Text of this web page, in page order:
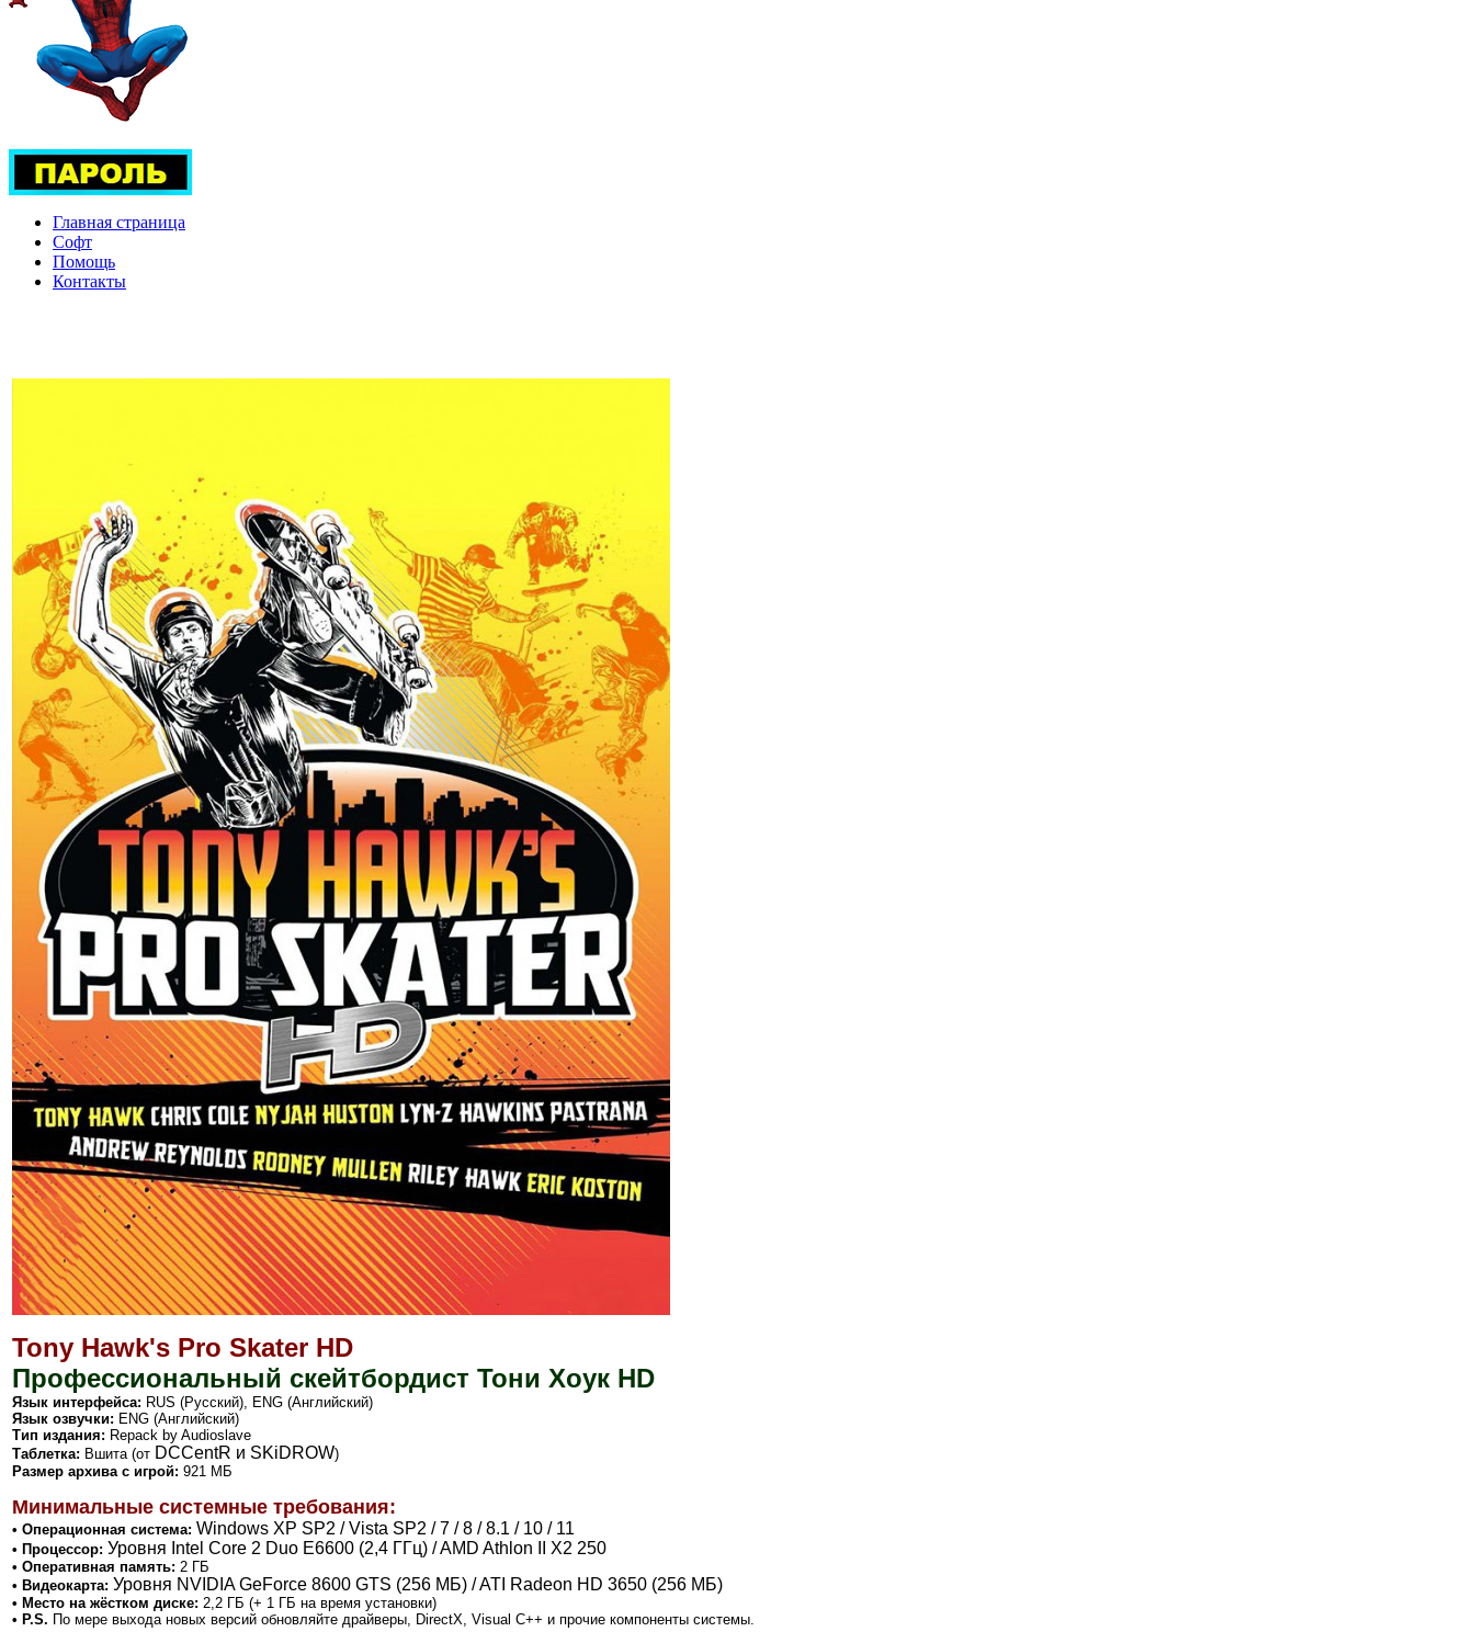
Главная страница
Софт
Помощь
Контакты
Tony Hawk's Pro Skater HD
Профессиональный скейтбордист Тони Хоук HD
Язык интерфейса: RUS (Русский),
ENG (Английский)
Язык озвучки: ENG (Английский)
Тип издания: Repack by Audioslave
Таблетка: Вшита (от DCCentR и SKiDROW)
Размер архива с игрой: 921 МБ
Минимальные системные требования:
• Операционная система: Windows XP SP2 / Vista SP2 / 7 / 8 / 8.1 / 10 / 11
• Процессор: Уровня Intel Core 2 Duo E6600 (2,4 ГГц) / AMD Athlon II X2 250
• Оперативная память: 2 ГБ
• Видеокарта: Уровня NVIDIA GeForce 8600 GTS (256 МБ) / ATI Radeon HD 3650 (256 МБ)
• Место на жёстком диске: 2,2 ГБ (+ 1 ГБ на время установки)
• P.S. По мере выхода новых версий обновляйте драйверы, DirectX, Visual C++ и прочие компоненты системы.